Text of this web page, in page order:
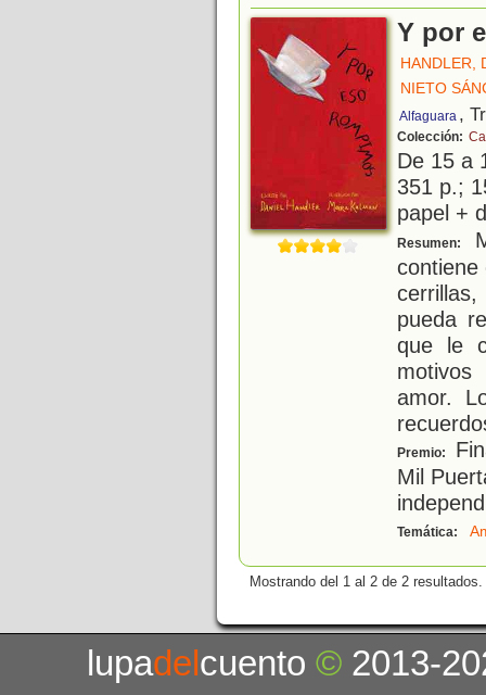
Y por
HANDLER,
NIETO
Alfaguara ,
Colección:
De 15 a
351 p.;
papel +
Resumen:
contiene
pueda
que le
amor.
Premio:
Mil
Temática:
Mostrando del 1 al 2 de 2 resultados.
lupadelcuento© 2013-